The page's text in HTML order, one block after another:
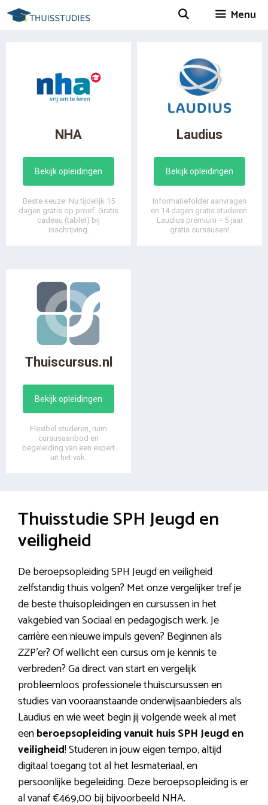
Spring
naar
Menu
NHA
Bekijk opleidingen
Beste keuze: Nu tijdelijk 15
dagen gratis op proef. Gratis
cadeau (tablet) bij
inschrijving.
Laudius
Bekijk opleidingen
Informatiefolder aanvragen
en 14 dagen gratis studeren.
Laudius premium = 5 jaar
gratis curssusen!
Thuiscursus.nl
Bekijk opleidingen
Flexibel studeren, ruim
cursusaanbod en
begeleiding van een expert
uit het vak.
Thuisstudie SPH Jeugd en
veiligheid
De beroepsopleiding SPH Jeugd en veiligheid
zelfstandig thuis volgen? Met onze vergelijker tref je
de beste thuisopleidingen en cursussen in het
vakgebied van Sociaal en pedagogisch werk. Je
carrière een nieuwe impuls geven? Beginnen als
ZZP’er? Of wellicht een cursus om je kennis te
verbreden? Ga direct van start en vergelijk
probleemloos professionele thuiscursussen en
studies van vooraanstaande onderwijsaanbieders als
Laudius en wie weet begin jij volgende week al met
eenberoepsopleiding vanuit huis SPH Jeugd en
veiligheid! Studeren in jouw eigen tempo, altijd
digitaal toegang tot al het lesmateriaal, en
persoonlijke begeleiding. Deze beroepsopleiding is er
al vanaf €469,00 bij bijvoorbeeld NHA.